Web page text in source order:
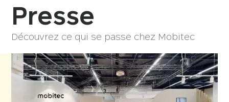
Presse
Découvrez ce qui se passe chez Mobitec